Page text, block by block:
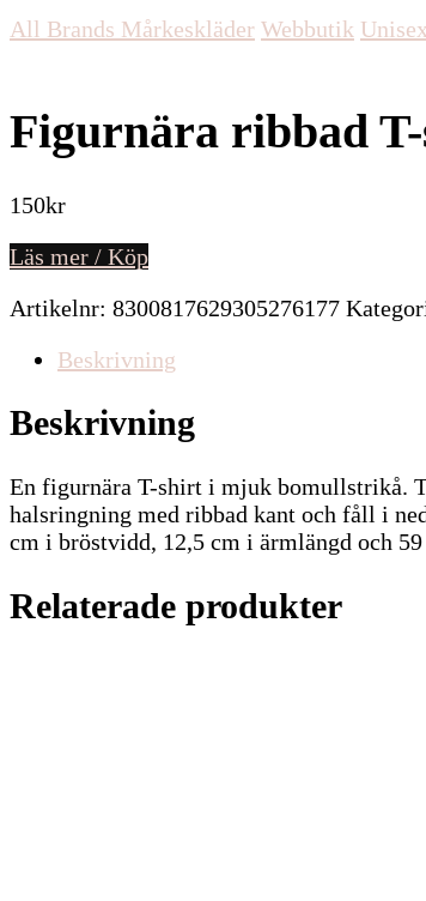
All Brands Mårkeskläder Webbutik Unisex
Figurnära ribbad
150kr
Läs mer / Köp
Artikelnr: 8300817629305276177
Beskrivning
Beskrivning
En figurnära T-shirt i mjuk bomullstrikå.
halsringning med ribbad kant och fåll i
cm i bröstvidd, 12,5 cm i ärmlängd och
Relaterade produkter